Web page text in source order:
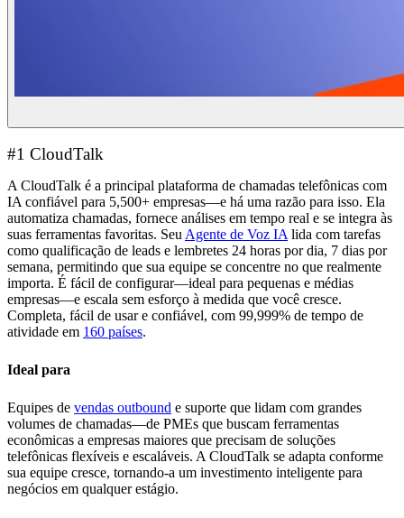
#1 CloudTalk
A CloudTalk é a principal plataforma de chamadas telefônicas com
IA confiável para 5,500+ empresas—e há uma razão para isso. Ela
automatiza chamadas, fornece análises em tempo real e se integra às
suas ferramentas favoritas. SeuAgente de Voz IAlida com tarefas
como qualificação de leads e lembretes 24 horas por dia, 7 dias por
semana, permitindo que sua equipe se concentre no que realmente
importa. É fácil de configurar—ideal para pequenas e médias
empresas—e escala sem esforço à medida que você cresce.
Completa, fácil de usar e confiável, com 99,999% de tempo de
atividade em 160 países.
Ideal para
Equipes de vendas outbound e suporte que lidam com grandes
volumes de chamadas—de PMEs que buscam ferramentas
econômicas a empresas maiores que precisam de soluções
telefônicas flexíveis e escaláveis. A CloudTalk se adapta conforme
sua equipe cresce, tornando-a um investimento inteligente para
negócios em qualquer estágio.